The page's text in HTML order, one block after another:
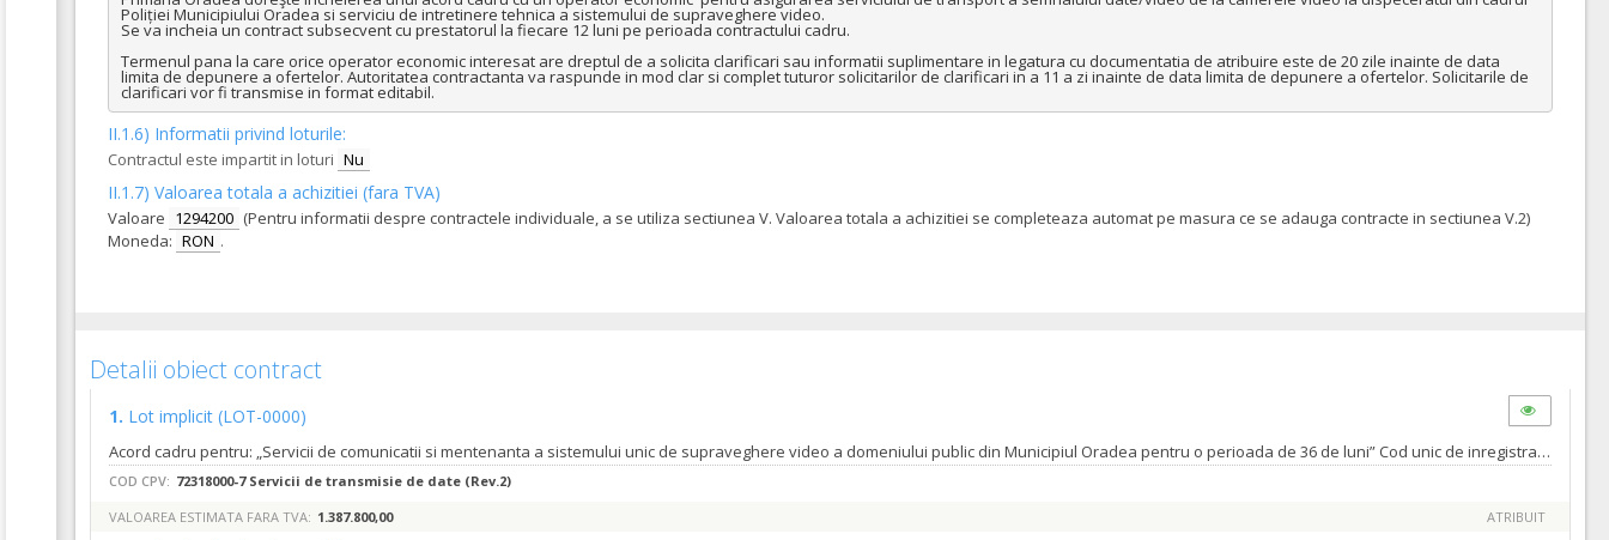
Poliției Municipiului Oradea si serviciu de intretinere tehnica a sistemului de supraveghere video.
Se va incheia un contract subsecvent cu prestatorul la fiecare 12 luni pe perioada contractului cadru.
Termenul pana la care orice operator economic interesat are dreptul de a solicita clarificari sau informatii suplimentare in legatura cu documentatia de atribuire este de 20 zile inainte de data
limita de depunere a ofertelor. Autoritatea contractanta va raspunde in mod clar si complet tuturor solicitarilor de clarificari in a 11 a zi inainte de data limita de depunere a ofertelor. Solicitarile de
clarificari vor fi transmise in format editabil.
II.1.6) Informatii privind loturile:
Contractul este impartit in loturi Nu
II.1.7) Valoarea totala a achizitiei (fara TVA)
Valoare 1294200 (Pentru informatii despre contractele individuale, a se utiliza sectiunea V. Valoarea totala a achizitiei se completeaza automat pe masura ce se adauga contracte in sectiunea V.2)
Moneda: RON .
Detalii obiect contract
1. Lot implicit (LOT-0000)
Acord cadru pentru: „Servicii de comunicatii si mentenanta a sistemului unic de supraveghere video a domeniului public din Municipiul Oradea pentru o perioada de 36 de luni” Cod unic de inregistrare: 4230487/2024/165 Tipurile de servicii sant cele descrise in caietul de sarcini nr.330953 din 11.09.2024; Termenul pana la care orice operator economic interesat are dreptul de a solicita clarificari sau informatii suplimentare in legatura cu documentatia de atribuire este de 20 zile inainte de data limita de depunere a ofertelor . Autoritatea contractanta va raspunde in mod clar si complet tuturor solicitarilor de clarificari in a 11 a zi inclusiv, inainte de data limita de depunere a ofertelor. Solicitarile de clarificari vor fi transmise in format editabil.
COD CPV: 72318000-7 Servicii de transmisie de date (Rev.2)
VALOAREA ESTIMATA FARA TVA: 1.387.800,00 ATRIBUIT